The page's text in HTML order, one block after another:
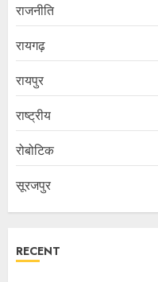
राजनीति
रायगढ़
रायपुर
राष्ट्रीय
रोबोटिक
सूरजपुर
RECENT